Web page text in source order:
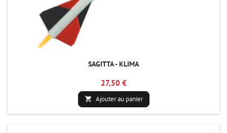
SAGITTA - KLIMA
27,50 €
 Ajouter au panier